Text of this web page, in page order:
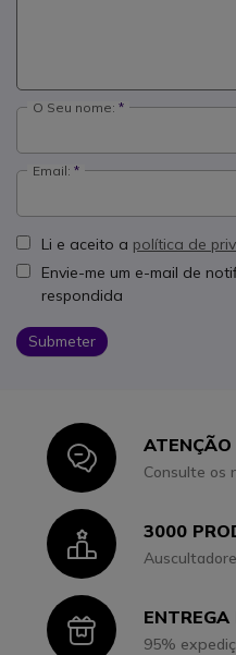
O Seu nome:
Email:
Li e aceito a política de
Envie-me um e-mail de
respondida
Submeter
IconConsulte os
Icon3000
Icon95%